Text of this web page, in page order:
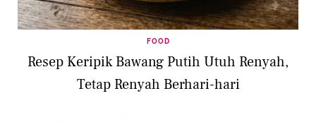
FOOD
Resep Keripik Bawang Putih Utuh Renyah,
Tetap Renyah Berhari-hari